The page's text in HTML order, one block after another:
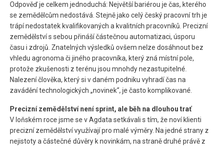
Odpověď je celkem jednoduchá: Největší bariérou je čas, kterého
se zemědělcům nedostává. Stejně jako celý český pracovní trh je
trápí nedostatek kvalifikovaných a kvalitních pracovníků. Precizní
zemědělství s sebou přináší částečnou automatizaci, úsporu
času i zdrojů. Znatelných výsledků ovšem nelze dosáhnout bez
vhledu agronoma či jiného pracovníka, který zná místní pole,
protože zkušenosti z terénu jsou mnohdy nezastupitelné.
Nalezení člověka, který si v daném podniku vyhradí čas na
zavádění technologických „novinek“, je často komplikované.
Precizní zemědělství není sprint, ale běh na dlouhou trať
V loňském roce jsme se v Agdata setkávali s tím, že noví klienti
precizní zemědělství využívají pro malé výměry. Na jedné strany z
nejistoty a částečné důvěry k novinkám, na straně druhé právě z